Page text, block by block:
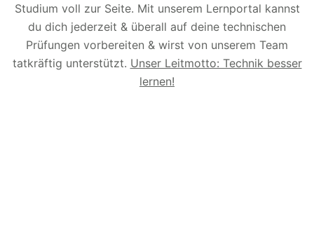
Studium voll zur Seite. Mit unserem Lernportal kannst
du dich jederzeit & überall auf deine technischen
Prüfungen vorbereiten & wirst von unserem Team
tatkräftig unterstützt. Unser Leitmotto: Technik besser
lernen!